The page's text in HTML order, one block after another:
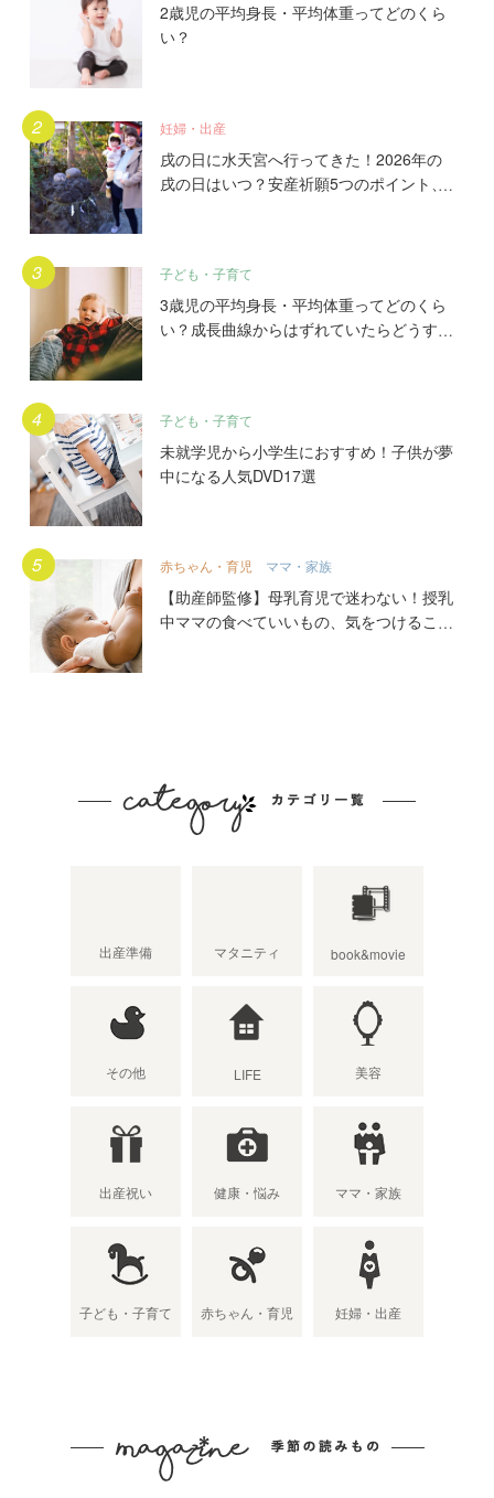
2歳児の平均身長・平均体重ってどのくら
い？
妊婦・出産
戌の日に水天宮へ行ってきた！2026年の
戌の日はいつ？安産祈願5つのポイント、
子ども・子育て
3歳児の平均身長・平均体重ってどのくら
い？成長曲線からはずれていたらどうす
子ども・子育て
未就学児から小学生におすすめ！子供が夢
中になる人気DVD17選
赤ちゃん・育児 ママ・家族
【助産師監修】母乳育児で迷わない！授乳
中ママの食べていいもの、気をつけること
出産準備 マタニティ book&movie
その他 LIFE 美容
出産祝い 健康・悩み ママ・家族
子ども・子育て 赤ちゃん・育児 妊婦・出産